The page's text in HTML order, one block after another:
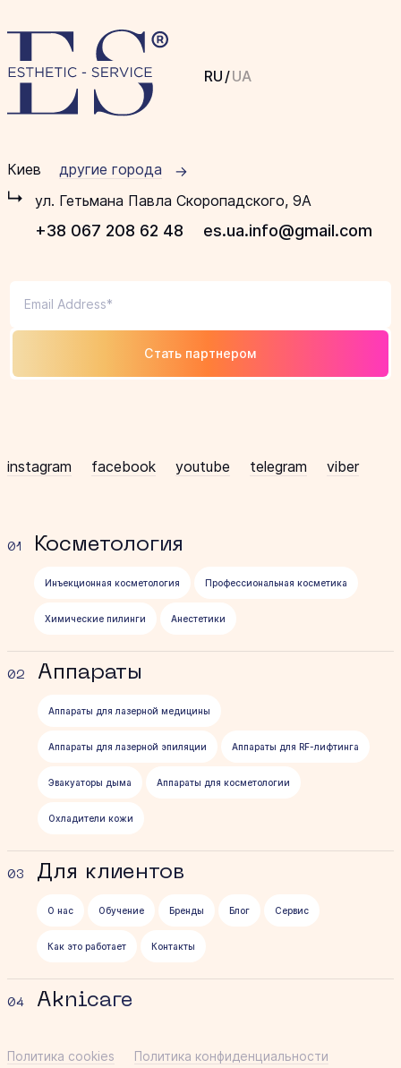
RU /UA
Киев
другие города
ул. Гетьмана Павла Скоропадского, 9А
+38 067 208 62 48 es.ua.info@gmail.com
Стать партнером
instagram facebook youtube telegram viber
01 Косметология
Инъекционная косметология Профессиональная косметика
Химические пилинги Анестетики
02 Аппараты
Аппараты для лазерной медицины
Аппараты для лазерной эпиляции Аппараты для RF-лифтинга
Эвакуаторы дыма Аппараты для косметологии
Охладители кожи
03 Для клиентов
О нас Обучение Бренды Блог Сервис
Как это работает Контакты
04 Aknicare
Политика cookies Политика конфиденциальности